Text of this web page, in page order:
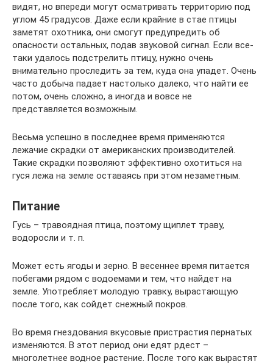
видят, но впереди могут осматривать территорию под
углом 45 градусов. Даже если крайние в стае птицы
заметят охотника, они смогут предупредить об
опасности остальных, подав звуковой сигнал. Если все-
таки удалось подстрелить птицу, нужно очень
внимательно проследить за тем, куда она упадет. Очень
часто добыча падает настолько далеко, что найти ее
потом, очень сложно, а иногда и вовсе не
представляется возможным.
Весьма успешно в последнее время применяются
лежачие скрадки от американских производителей.
Такие скрадки позволяют эффективно охотиться на
гуся лежа на земле оставаясь при этом незаметным.
Питание
Гусь – травоядная птица, поэтому щиплет траву,
водоросли и т. п.
Может есть ягоды и зерно. В весеннее время питается
побегами рядом с водоемами и тем, что найдет на
земле. Употребляет молодую травку, вырастающую
после того, как сойдет снежный покров.
Во время гнездования вкусовые пристрастия пернатых
изменяются. В этот период они едят рдест –
многолетнее водное растение. После того как вырастят